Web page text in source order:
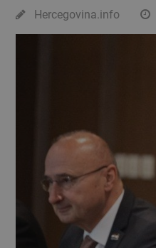
Hercegovina.info